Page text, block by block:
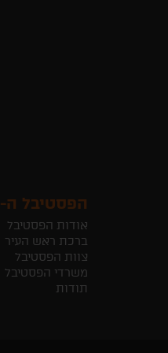
הפסטיבל ה-41
אודות הפסטיבל
ברכת ראש העיר
צוות הפסטיבל
משרדי הפסטיבל
תודות